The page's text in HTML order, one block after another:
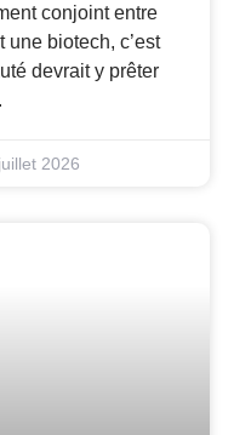
conjoint entre
biotech, c’est
devrait y prêter
2026